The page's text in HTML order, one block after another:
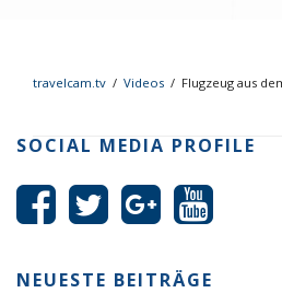
travelcam.tv / Videos / Flugzeug aus
SOCIAL MEDIA PROFILE
NEUESTE BEITRÄGE